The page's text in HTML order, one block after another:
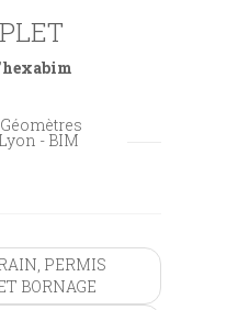
hexabim
- BIM
PERMIS
BORNAGE